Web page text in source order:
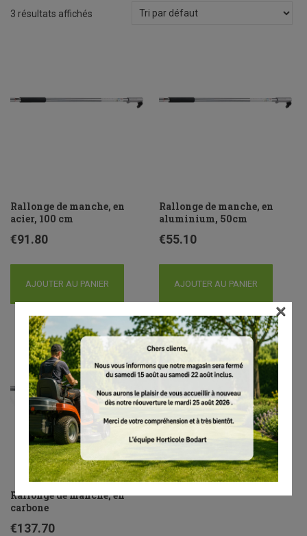
3 résultats affichés
Rallonge de manche, en
acier, 100 cm
€91.80
AJOUTER AU PANIER
Rallonge de manche, en
aluminium, 50cm
€55.10
AJOUTER AU PANIER
Rallonge de manche, en
carbone
€137.70
×